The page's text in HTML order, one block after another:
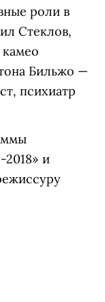
роли в
Стеклов,
Бильжо —
психиатр
и